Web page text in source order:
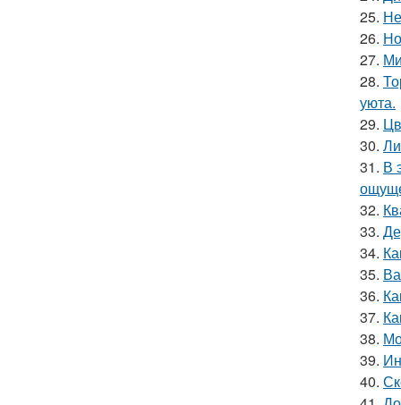
25.
26.
27.
28.
уюта.
29.
30.
31. В
32.
33.
34.
35.
36.
37.
38.
39.
40.